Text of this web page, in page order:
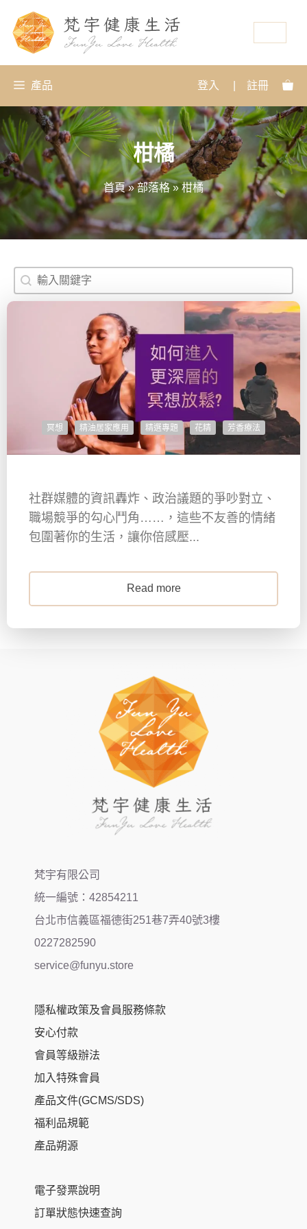
產品 登入 註冊
柑橘
首頁 » 部落格 » 柑橘
搜尋
Search content
冥想 精油居家應用 精選專題 花精 芳香療法
社群媒體的資訊轟炸、政治議題的爭吵對立、
職場競爭的勾心鬥角……，這些不友善的情緒
包圍著你的生活，讓你倍感壓...
Read more
梵宇有限公司
統一編號：42854211
台北市信義區福德街251巷7弄40號3樓
0227282590
service@funyu.store
隱私權政策及會員服務條款
安心付款
會員等級辦法
加入特殊會員
產品文件(GCMS/SDS)
福利品規範
產品朔源
電子發票說明
訂單狀態快速查詢